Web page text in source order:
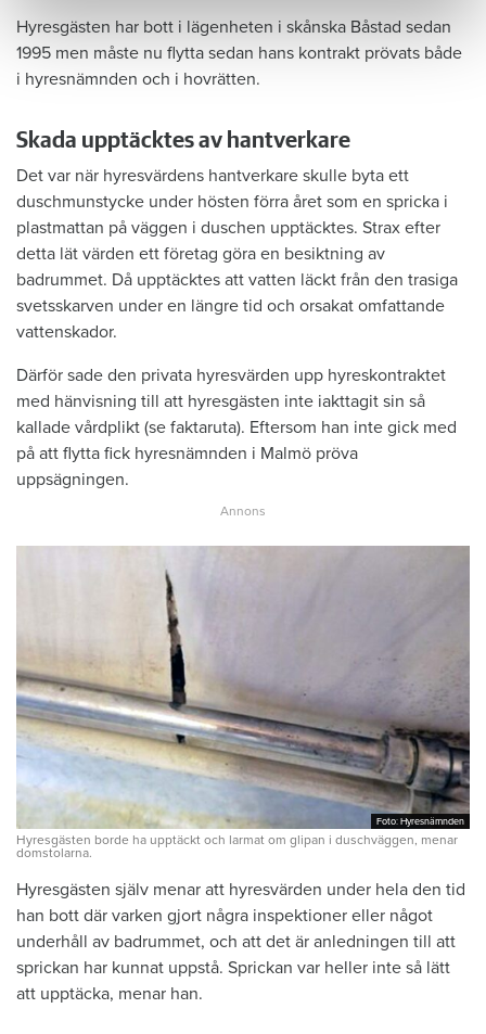
Hyresgästen har bott i lägenheten i skånska Båstad sedan
1995 men måste nu flytta sedan hans kontrakt prövats både
i hyresnämnden och i hovrätten.
Skada upptäcktes av hantverkare
Det var när hyresvärdens hantverkare skulle byta ett
duschmunstycke under hösten förra året som en spricka i
plastmattan på väggen i duschen upptäcktes. Strax efter
detta lät värden ett företag göra en besiktning av
badrummet. Då upptäcktes att vatten läckt från den trasiga
svetsskarven under en längre tid och orsakat omfattande
vattenskador.
Därför sade den privata hyresvärden upp hyreskontraktet
med hänvisning till att hyresgästen inte iakttagit sin så
kallade vårdplikt (se faktaruta). Eftersom han inte gick med
på att flytta fick hyresnämnden i Malmö pröva
uppsägningen.
Foto: Hyresnämnden
Foto: Hyresnämnden
Hyresgästen borde ha upptäckt och larmat om glipan i duschväggen, menar
domstolarna.
Hyresgästen själv menar att hyresvärden under hela den tid
han bott där varken gjort några inspektioner eller något
underhåll av badrummet, och att det är anledningen till att
sprickan har kunnat uppstå. Sprickan var heller inte så lätt
att upptäcka, menar han.